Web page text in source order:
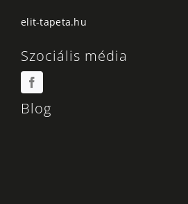
elit-tapeta.hu
Szociális média
Blog